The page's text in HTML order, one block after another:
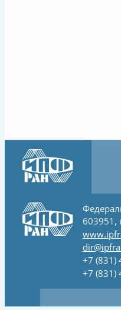
603951,
+7 (831)
+7 (831)